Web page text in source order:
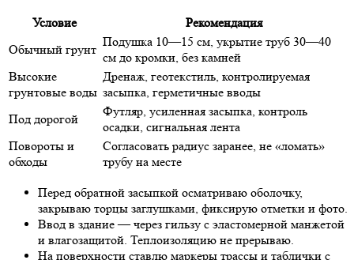
Условие
Рекомендация
Обычный грунт
Подушка 10—15 см, укрытие труб 30—40
см до кромки, без камней
Высокие
грунтовые воды
Дренаж, геотекстиль, контролируемая
засыпка, герметичные вводы
Под дорогой
Футляр, усиленная засыпка, контроль
осадки, сигнальная лента
Повороты и
обходы
Согласовать радиус заранее, не «ломать»
трубу на месте
Перед обратной засыпкой осматриваю оболочку,
закрываю торцы заглушками, фиксирую отметки и фото.
Ввод в здание — через гильзу с эластомерной манжетой
и влагозащитой. Теплоизоляцию не прерываю.
На поверхности ставлю маркеры трассы и таблички с